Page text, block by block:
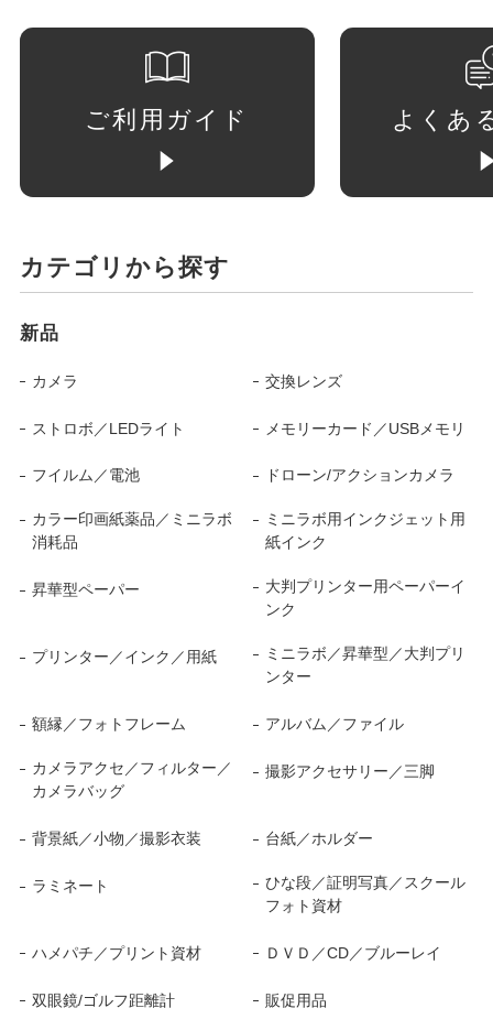
ご利用ガイド よくあ
カテゴリから探す
新品
カメラ 交換レンズ
ストロボ／LEDライト メモリーカード／USBメモリ
フイルム／電池 ドローン/アクションカメラ
カラー印画紙薬品／ミニラボ
消耗品
ミニラボ用インクジェット用
紙インク
昇華型ペーパー
大判プリンター用ペーパーイ
ンク
プリンター／インク／用紙
ミニラボ／昇華型／大判プリ
ンター
額縁／フォトフレーム アルバム／ファイル
カメラアクセ／フィルター／
カメラバッグ
撮影アクセサリー／三脚
背景紙／小物／撮影衣装 台紙／ホルダー
ラミネート
ひな段／証明写真／スクール
フォト資材
ハメパチ／プリント資材 ＤＶＤ／CD／ブルーレイ
双眼鏡/ゴルフ距離計 販促用品